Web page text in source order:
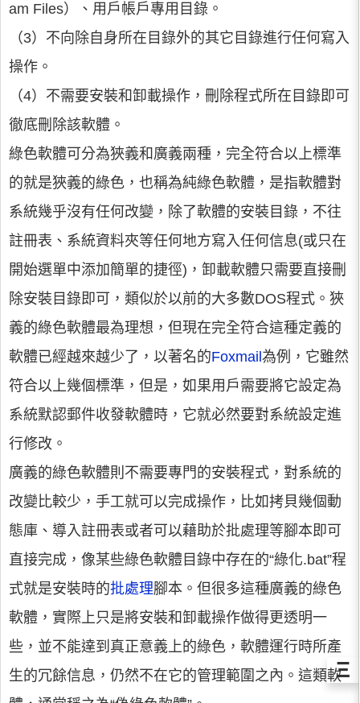
am Files）、用戶帳戶專用目錄。
（3）不向除自身所在目錄外的其它目錄進行任何寫入
操作。
（4）不需要安裝和卸載操作，刪除程式所在目錄即可
徹底刪除該軟體。
綠色軟體可分為狹義和廣義兩種，完全符合以上標準
的就是狹義的綠色，也稱為純綠色軟體，是指軟體對
系統幾乎沒有任何改變，除了軟體的安裝目錄，不往
註冊表、系統資料夾等任何地方寫入任何信息(或只在
開始選單中添加簡單的捷徑)，卸載軟體只需要直接刪
除安裝目錄即可，類似於以前的大多數DOS程式。狹
義的綠色軟體最為理想，但現在完全符合這種定義的
軟體已經越來越少了，以著名的Foxmail 為例，它雖然
符合以上幾個標準，但是，如果用戶需要將它設定為
系統默認郵件收發軟體時，它就必然要對系統設定進
行修改。
廣義的綠色軟體則不需要專門的安裝程式，對系統的
改變比較少，手工就可以完成操作，比如拷貝幾個動
態庫、導入註冊表或者可以藉助於批處理等腳本即可
直接完成，像某些綠色軟體目錄中存在的“綠化.bat”程
式就是安裝時的批處理腳本。但很多這種廣義的綠色
軟體，實際上只是將安裝和卸載操作做得更透明一
些，並不能達到真正意義上的綠色，軟體運行時所產
生的冗餘信息，仍然不在它的管理範圍之內。這類軟Ξ